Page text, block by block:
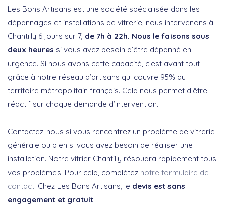
Les Bons Artisans est une société spécialisée dans les
dépannages et installations de vitrerie, nous intervenons à
Chantilly 6 jours sur 7, de 7h à 22h. Nous le faisons sous
deux heures si vous avez besoin d’être dépanné en
urgence. Si nous avons cette capacité, c’est avant tout
grâce à notre réseau d’artisans qui couvre 95% du
territoire métropolitain français. Cela nous permet d’être
réactif sur chaque demande d’intervention.
Contactez-nous si vous rencontrez un problème de vitrerie
générale ou bien si vous avez besoin de réaliser une
installation. Notre vitrier Chantilly résoudra rapidement tous
vos problèmes. Pour cela, complétez notre formulaire de
contact. Chez Les Bons Artisans, le devis est sans
engagement et gratuit.